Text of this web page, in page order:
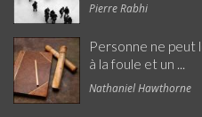
Pierre Rabhi
Personne ne peut
à la foule et un ...
Nathaniel Hawthorne